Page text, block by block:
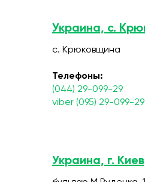
Украина, с.
с. Крюковщина
Телефоны:
(044) 29-099-29
viber (095) 29-099-29
Украина, г.